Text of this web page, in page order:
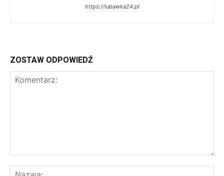
https://lubawka24.pl
ZOSTAW ODPOWIEDŹ